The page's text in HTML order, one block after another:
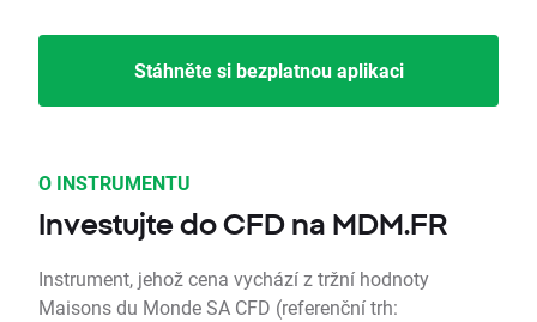
Stáhněte si bezplatnou aplikaci
O INSTRUMENTU
Investujte do CFD na MDM.FR
Instrument, jehož cena vychází z tržní hodnoty
Maisons du Monde SA CFD (referenční trh: